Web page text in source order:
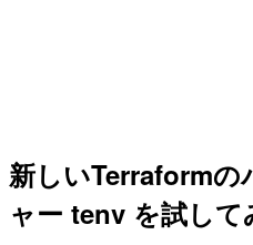
新しいTerraformの
ャー tenv を試して